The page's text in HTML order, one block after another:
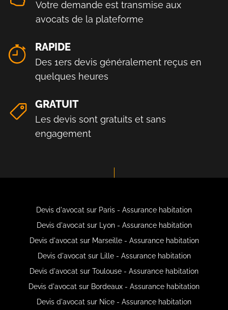
Votre demande est transmise aux
avocats de la plateforme
RAPIDE
Des 1ers devis généralement reçus en
quelques heures
GRATUIT
Les devis sont gratuits et sans
engagement
Devis d'avocat sur Paris - Assurance habitation
Devis d'avocat sur Lyon - Assurance habitation
Devis d'avocat sur Marseille - Assurance habitation
Devis d'avocat sur Lille - Assurance habitation
Devis d'avocat sur Toulouse - Assurance habitation
Devis d'avocat sur Bordeaux - Assurance habitation
Devis d'avocat sur Nice - Assurance habitation